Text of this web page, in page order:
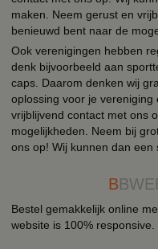
maken. Neem gerust en
benieuwd bent naar de
Ook verenigingen hebben
denk bijvoorbeeld aan
caps. Daarom denken wij
oplossing voor je
vrijblijvend contact met ons
mogelijkheden. Neem bij
ons op! Wij kunnen dan
B
Bestel gemakkelijk online
website is 100% responsive.